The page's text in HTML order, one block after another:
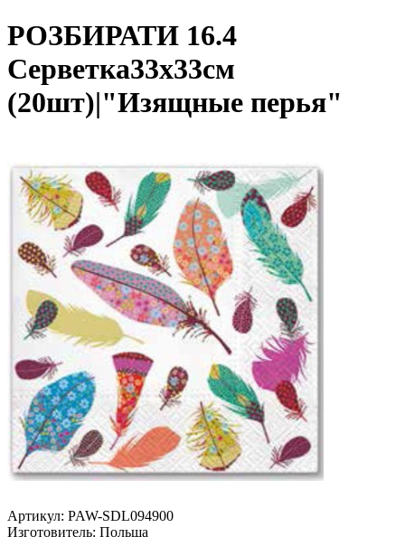
РОЗБИРАТИ 16.4
Серветка33х33см
(20шт)|"Изящные перья"
Артикул: PAW-SDL094900
Изготовитель: Польша